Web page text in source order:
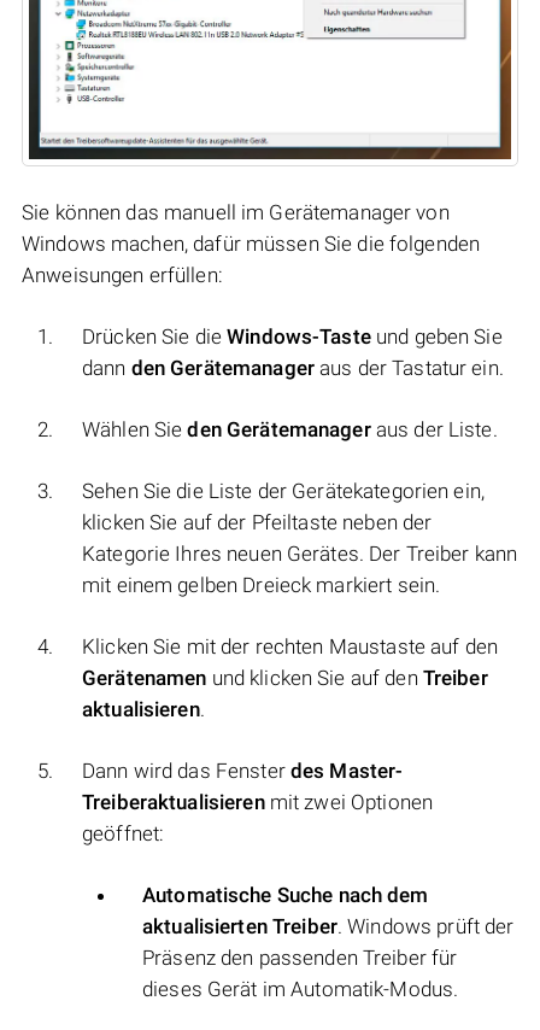
Sie können das manuell im Gerätemanager von
Windows machen, dafür müssen Sie die folgenden
Anweisungen erfüllen:
Drücken Sie dieWindows-Tasteund geben Sie
dann den Gerätemanageraus der Tastatur ein.
Wählen Sieden Gerätemanageraus der Liste.
Sehen Sie die Liste der Gerätekategorien ein,
klicken Sie auf der Pfeiltaste neben der
Kategorie Ihres neuen Gerätes. Der Treiber kann
mit einem gelben Dreieck markiert sein.
Klicken Sie mit der rechten Maustaste auf den
Gerätenamen und klicken Sie auf den Treiber
aktualisieren.
Dann wird das Fenster des Master-
Treiberaktualisierenmit zwei Optionen
geöffnet:
Automatische Suche nach dem
aktualisierten Treiber. Windows prüft der
Präsenz den passenden Treiber für
dieses Gerät im Automatik-Modus.